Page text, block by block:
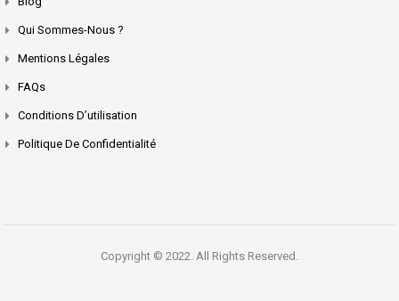
Qui Sommes-Nous ?
Mentions Légales
FAQs
Conditions D’utilisation
Politique De Confidentialité
Copyright © 2022. All Rights Reserved.